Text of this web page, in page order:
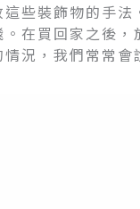
些裝飾物的手
在買回家之後
況，我們常常